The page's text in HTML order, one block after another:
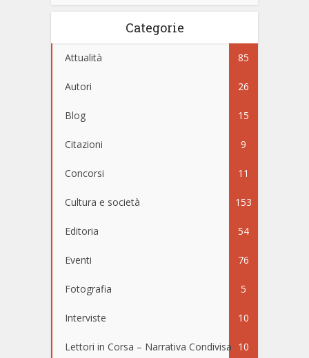
Categorie
Attualità 85
Autori 26
Blog 15
Citazioni 9
Concorsi 11
Cultura e società 153
Editoria 54
Eventi 76
Fotografia 5
Interviste 10
Lettori in Corsa – Narrativa Condivisa 10